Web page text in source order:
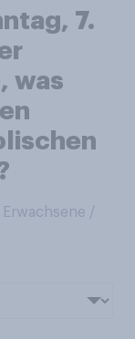
7.
was
Erwachsene /